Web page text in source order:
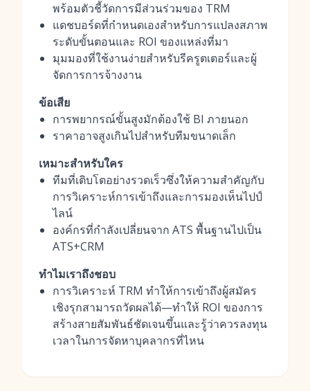
พร้อมตัวชี้วัดการมีส่วนร่วมของ TRM
แดชบอร์ดที่กำหนดเองสำหรับการแปลงสภาพ
ระดับขั้นตอนและ ROI ของแหล่งที่มา
มุมมองที่ใช้งานง่ายสำหรับรีครูตเตอร์และผู้
จัดการการจ้างงาน
ข้อเสีย
การพยากรณ์ขั้นสูงมักต้องใช้ BI ภายนอก
ราคาอาจสูงเกินไปสำหรับทีมขนาดเล็ก
เหมาะสำหรับใคร
ทีมที่เติบโตอย่างรวดเร็วซึ่งให้ความสำคัญกับ
การวิเคราะห์การเข้าถึงและการมองเห็นไปป์
ไลน์
องค์กรที่กำลังเปลี่ยนจาก ATS พื้นฐานไปเป็น
ATS+CRM
ทำไมเราถึงชอบ
การวิเคราะห์ TRM ทำให้การเข้าถึงผู้สมัคร
เชิงรุกสามารถวัดผลได้—ทำให้ ROI ของการ
สร้างสายสัมพันธ์ชัดเจนขึ้นและรู้ว่าควรลงทุน
เวลาในการจัดหาบุคลากรที่ไหน